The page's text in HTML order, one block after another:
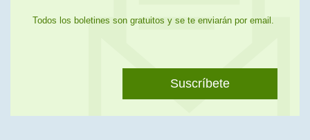
Todos los boletines son gratuitos y se te enviarán por email.
Suscríbete